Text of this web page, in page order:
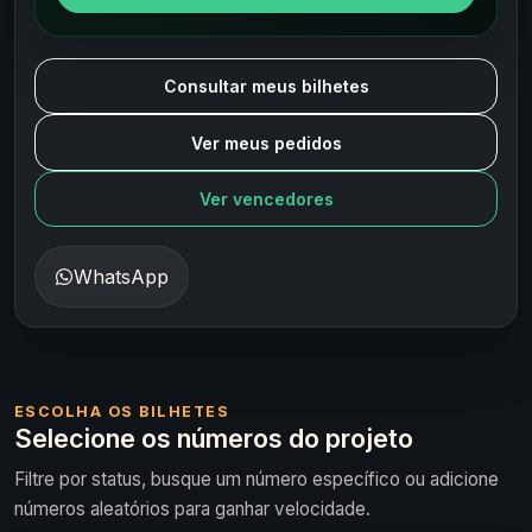
Consultar meus bilhetes
Ver meus pedidos
Ver vencedores
WhatsApp
ESCOLHA OS BILHETES
Selecione os números do projeto
Filtre por status, busque um número específico ou adicione
números aleatórios para ganhar velocidade.